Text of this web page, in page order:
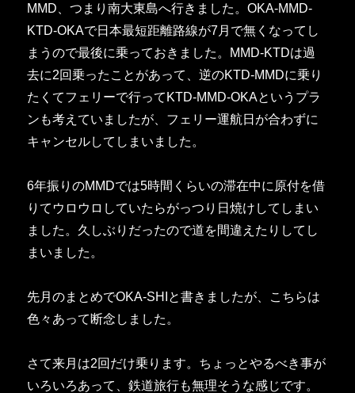
MMD、つまり南大東島へ行きました。OKA-MMD-
KTD-OKAで日本最短距離路線が7月で無くなってし
まうので最後に乗っておきました。MMD-KTDは過
去に2回乗ったことがあって、逆のKTD-MMDに乗り
たくてフェリーで行ってKTD-MMD-OKAというプラ
ンも考えていましたが、フェリー運航日が合わずに
キャンセルしてしまいました。
6年振りのMMDでは5時間くらいの滞在中に原付を借
りてウロウロしていたらがっつり日焼けしてしまい
ました。久しぶりだったので道を間違えたりしてし
まいました。
先月のまとめでOKA-SHIと書きましたが、こちらは
色々あって断念しました。
さて来月は2回だけ乗ります。ちょっとやるべき事が
いろいろあって、鉄道旅行も無理そうな感じです。